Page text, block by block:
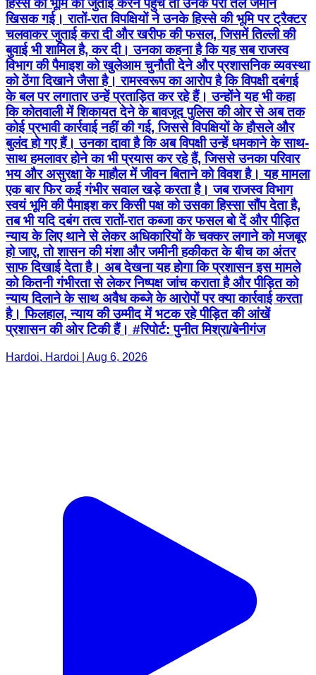
के बल पर लगातार उन्हें प्रताड़ित कर रहे हैं। उन्होंने यह भी कहा
कि कोतवाली में शिकायत देने के बावजूद पुलिस की ओर से अब तक
कोई प्रभावी कार्रवाई नहीं की गई, जिससे विपक्षियों के हौसले और
बुलंद हो गए हैं। उनका दावा है कि अब विपक्षी उन्हें धमकाने के साथ-
साथ हमलावर होने का भी प्रयास कर रहे हैं, जिससे उनका परिवार
भय और असुरक्षा के माहौल में जीवन बिताने को विवश है। यह मामला
एक बार फिर कई गंभीर सवाल खड़े करता है। जब राजस्व विभाग
स्वयं भूमि की पैमाइश कर किसी पक्ष को उसका हिस्सा सौंप देता है,
तब भी यदि दबंग तत्व रातों-रात कब्जा कर फसल बो दें और पीड़ित
न्याय के लिए थाने से लेकर अधिकारियों के चक्कर लगाने को मजबूर
हो जाए, तो शासन की मंशा और जमीनी हकीकत के बीच का अंतर
साफ दिखाई देता है। अब देखना यह होगा कि प्रशासन इस मामले
को कितनी गंभीरता से लेकर निष्पक्ष जांच कराता है और पीड़ित को
न्याय दिलाने के साथ अवैध कब्जे के आरोपों पर क्या कार्रवाई करता
है। फिलहाल, न्याय की उम्मीद में भटक रहे पीड़ित की आंखें
प्रशासन की ओर टिकी हैं। #रिपोर्ट: पुनीत मिश्रा/बेनीगंज
Hardoi, Hardoi | Aug 6, 2026